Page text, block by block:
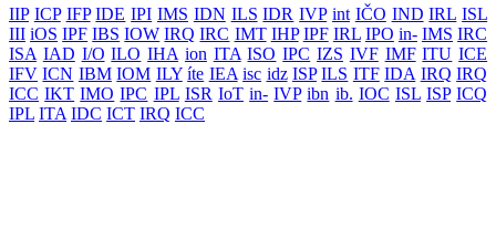
IIP ICP IFP IDE IPI IMS IDN ILS IDR IVP int IČO IND IRL ISL
III iOS IPF IBS IOW IRQ IRC IMT IHP IPF IRL IPO in- IMS IRC
ISA IAD I/O ILO IHA ion ITA ISO IPC IZS IVF IMF ITU ICE
IFV ICN IBM IOM ILY íte IEA isc idz ISP ILS ITF IDA IRQ IRQ
ICC IKT IMO IPC IPL ISR IoT in- IVP ibn ib. IOC ISL ISP ICQ
IPL ITA IDC ICT IRQ ICC